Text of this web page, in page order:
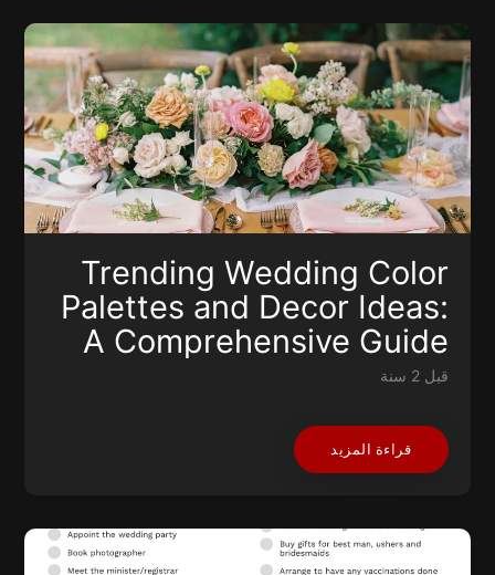
Trending Wedding Color
Palettes and Decor Ideas:
A Comprehensive Guide
قبل 2 سنة
قراءة المزيد